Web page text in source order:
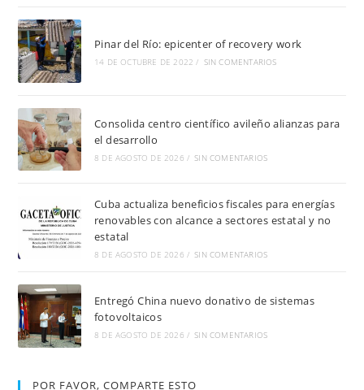
Pinar del Río: epicenter of recovery work
14 DE OCTUBRE DE 2022 / SIN COMENTARIOS
Consolida centro científico avileño alianzas para
el desarrollo
8 DE AGOSTO DE 2026 / SIN COMENTARIOS
Cuba actualiza beneficios fiscales para energías
renovables con alcance a sectores estatal y no
estatal
8 DE AGOSTO DE 2026 / SIN COMENTARIOS
Entregó China nuevo donativo de sistemas
fotovoltaicos
8 DE AGOSTO DE 2026 / SIN COMENTARIOS
POR FAVOR, COMPARTE ESTO